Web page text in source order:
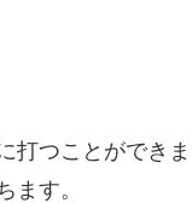
打つことができま
ます。